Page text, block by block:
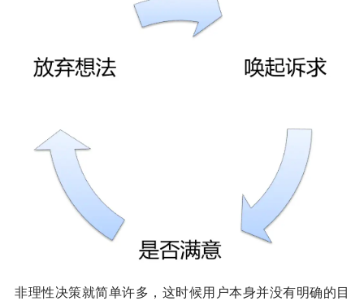
非理性决策就简单许多，这时候用户本身并没有明确的目